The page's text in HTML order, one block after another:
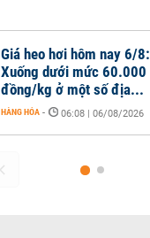
Giá heo hơi hôm nay 6/8:
Xuống dưới mức 60.000
đồng/kg ở một số địa...
HÀNG HÓA - 06:08 | 06/08/2026